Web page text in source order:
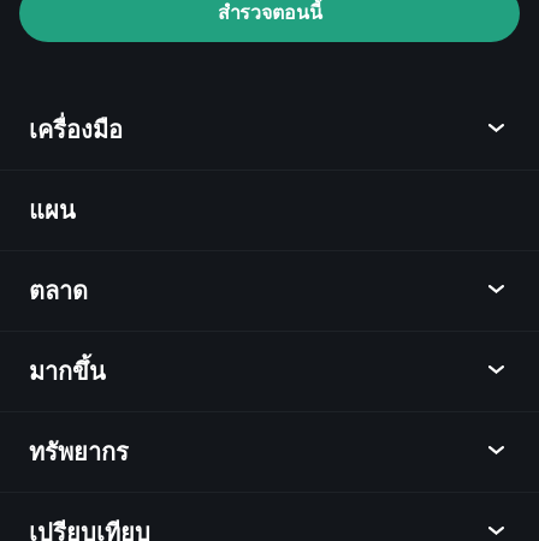
Playtrade Tournaments
Portfolios
สำรวจตอนนี้
เครื่องมือ
ค้นพบ
ศูนย์กลางการเรียนรู้
แผน
ตลาด
ภาพรวม
ดัชนี
มากขึ้น
เป็นพันธมิตร
ทรัพยากร
ศูนย์ช่วยเหลือ
เปรียบเทียบ